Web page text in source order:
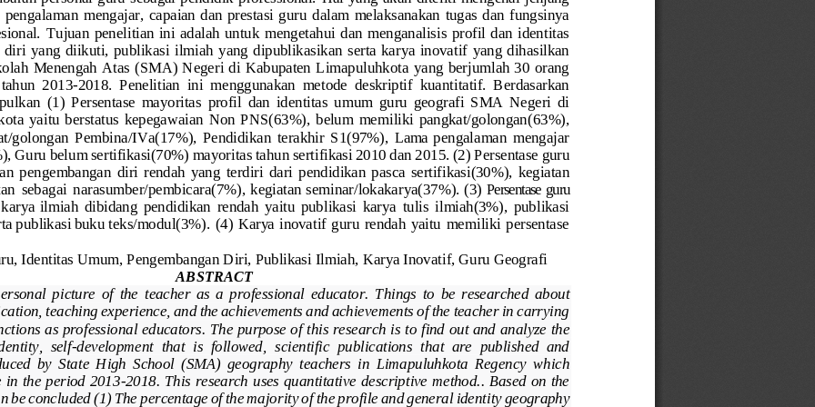
mengajar,  capaian  dan  prestasi  guru dalam  melaksanakan  tugas  dan  fungsinya
Tujuan  penelitian  ini  adalah  untuk  mengetahui  dan  menganalisis  profil  dan  identitas
diri yang  diikuti publikasi  ilmiah yang  dipublikasikan serta  karya  inovatif yang  dihasilkan
lah  Menengah  Atas (SMA) Negeri di Kabupaten  Limapuluhkota yang berjumlah 30 orang
2013-2018 Penelitian  ini  menggunakan  metode  deskriptif kuantitatif.  Berdasarkan
(1) Persentase  mayoritas profil  dan  identitas umum  guru  geografi  SMA  Negeri  di
yaitu berstatus  kepegawaian  Non  PNS(63%), belum  memiliki  pangkat/golongan(63%),
golongan  Pembina/IVa(17%),  Pendidikan  terakhir S1(97%), Lama pengalaman  mengajar
Guru belum sertifikasi(70%) mayoritas tahun sertifikasi 2010 dan 2015. (2) Persentase guru
pengembangan  diri rendah yang terdiri  dari pendidikan  pasca  sertifikasi(30%), kegiatan
an  sebagai  narasumber/pembicara(7%), kegiatan seminar/lokakarya(37%). (3) Persentase guru
ilmiah  dibidang  pendidikan rendah yaitu publikasi  karya tulis  ilmiah(3%),  publikasi
publikasi buku teks/modul(3%).  (4)  Karya inovatif guru rendah  yaitu memiliki  persentase
Identitas Umum, Pengembangan Diri, Publikasi Ilmiah, Karya Inovatif, Guru Geografi
ABSTRACT
picture  of  the teacher  as  a  professional educator.  Things  to be researched about
teaching experience, and the achievements and achievements of the teacher in carrying
as professional educators. The purpose of this research is to find out and analyze the
self-development  that  is  followed,
scientific  publications  that  are  published  and
by State  High School  (SMA)  geography  teachers  in  Limapuluhkota  Regency which
in the period 2013-2018. This research uses quantitative descriptive method.
. Based on the
be concluded (1) The percentage of the majority of the profile and general identity geography